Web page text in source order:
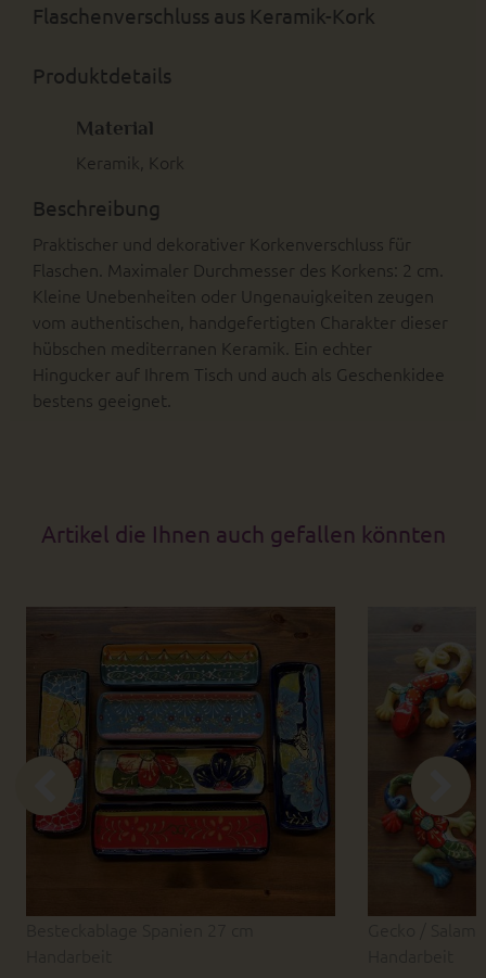
Flaschenverschluss aus Keramik-Kork
Produktdetails
Material
Keramik, Kork
Beschreibung
Praktischer und dekorativer Korkenverschluss für
Flaschen. Maximaler Durchmesser des Korkens: 2 cm.
Kleine Unebenheiten oder Ungenauigkeiten zeugen
vom authentischen, handgefertigten Charakter dieser
hübschen mediterranen Keramik. Ein echter
Hingucker auf Ihrem Tisch und auch als Geschenkidee
bestens geeignet.
Artikel die Ihnen auch gefallen könnten